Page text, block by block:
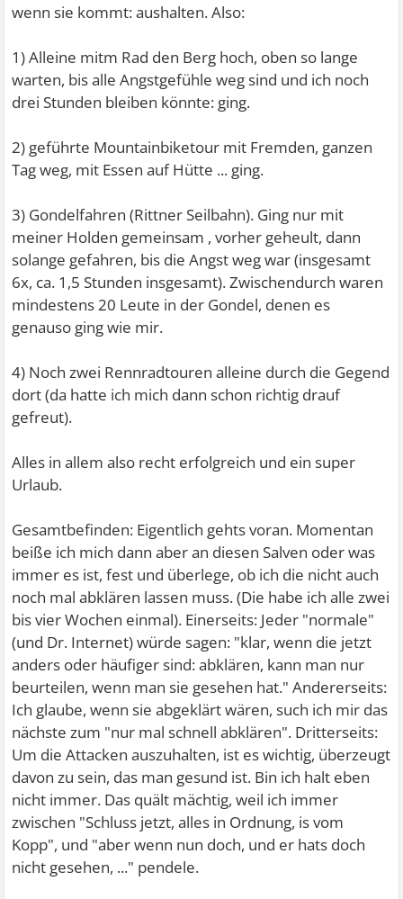
wenn sie kommt: aushalten. Also:
1) Alleine mitm Rad den Berg hoch, oben so lange
warten, bis alle Angstgefühle weg sind und ich noch
drei Stunden bleiben könnte: ging.
2) geführte Mountainbiketour mit Fremden, ganzen
Tag weg, mit Essen auf Hütte ... ging.
3) Gondelfahren (Rittner Seilbahn). Ging nur mit
meiner Holden gemeinsam , vorher geheult, dann
solange gefahren, bis die Angst weg war (insgesamt
6x, ca. 1,5 Stunden insgesamt). Zwischendurch waren
mindestens 20 Leute in der Gondel, denen es
genauso ging wie mir.
4) Noch zwei Rennradtouren alleine durch die Gegend
dort (da hatte ich mich dann schon richtig drauf
gefreut).
Alles in allem also recht erfolgreich und ein super
Urlaub.
Gesamtbefinden: Eigentlich gehts voran. Momentan
beiße ich mich dann aber an diesen Salven oder was
immer es ist, fest und überlege, ob ich die nicht auch
noch mal abklären lassen muss. (Die habe ich alle zwei
bis vier Wochen einmal). Einerseits: Jeder "normale"
(und Dr. Internet) würde sagen: "klar, wenn die jetzt
anders oder häufiger sind: abklären, kann man nur
beurteilen, wenn man sie gesehen hat." Andererseits:
Ich glaube, wenn sie abgeklärt wären, such ich mir das
nächste zum "nur mal schnell abklären". Dritterseits:
Um die Attacken auszuhalten, ist es wichtig, überzeugt
davon zu sein, das man gesund ist. Bin ich halt eben
nicht immer. Das quält mächtig, weil ich immer
zwischen "Schluss jetzt, alles in Ordnung, is vom
Kopp", und "aber wenn nun doch, und er hats doch
nicht gesehen, ..." pendele.